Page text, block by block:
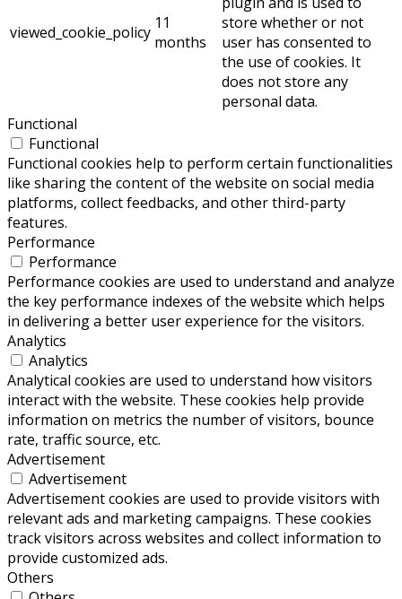
viewed_cookie_policy 11
months
store whether or not
user has consented to
the use of cookies. It
does not store any
personal data.
Functional
Functional
Functional cookies help to perform certain functionalities
like sharing the content of the website on social media
platforms, collect feedbacks, and other third-party
features.
Performance
Performance
Performance cookies are used to understand and analyze
the key performance indexes of the website which helps
in delivering a better user experience for the visitors.
Analytics
Analytics
Analytical cookies are used to understand how visitors
interact with the website. These cookies help provide
information on metrics the number of visitors, bounce
rate, traffic source, etc.
Advertisement
Advertisement
Advertisement cookies are used to provide visitors with
relevant ads and marketing campaigns. These cookies
track visitors across websites and collect information to
provide customized ads.
Others